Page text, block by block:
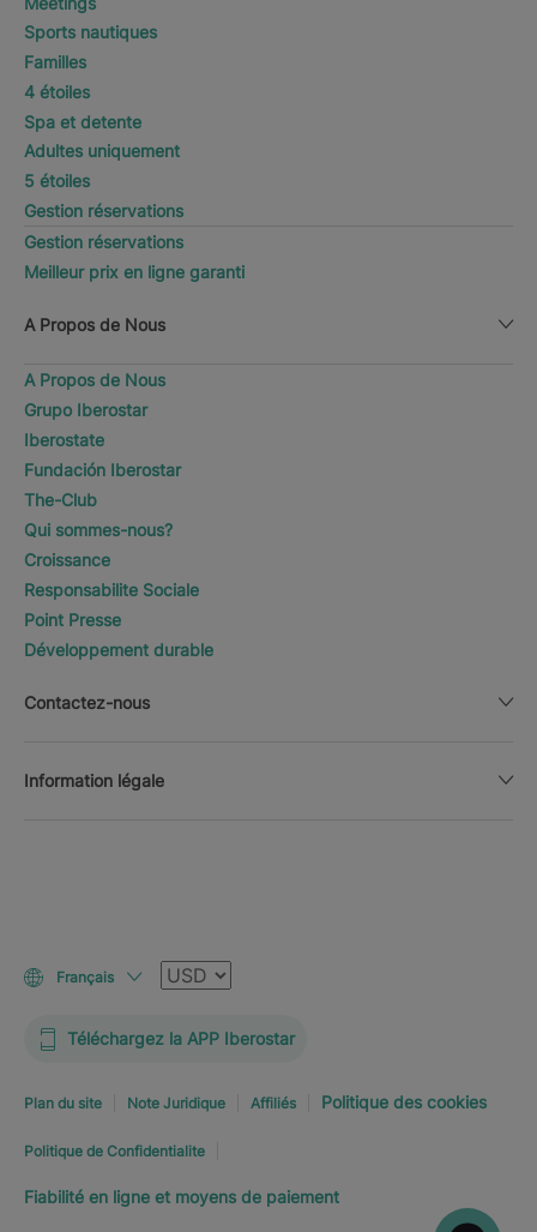
Sports nautiques
Familles
4 étoiles
Spa et detente
Adultes uniquement
5 étoiles
Gestion réservations
Gestion réservations
Meilleur prix en ligne garanti
A Propos de Nous
A Propos de Nous
Grupo Iberostar
Iberostate
Fundación Iberostar
The-Club
Qui sommes-nous?
Croissance
Responsabilite Sociale
Point Presse
Développement durable
Contactez-nous
Information légale
Français Devise
Téléchargez la APP Iberostar
Plan du site Note Juridique Affiliés Politique des cookies
Politique de Confidentialite
Fiabilité en ligne et moyens de paiement